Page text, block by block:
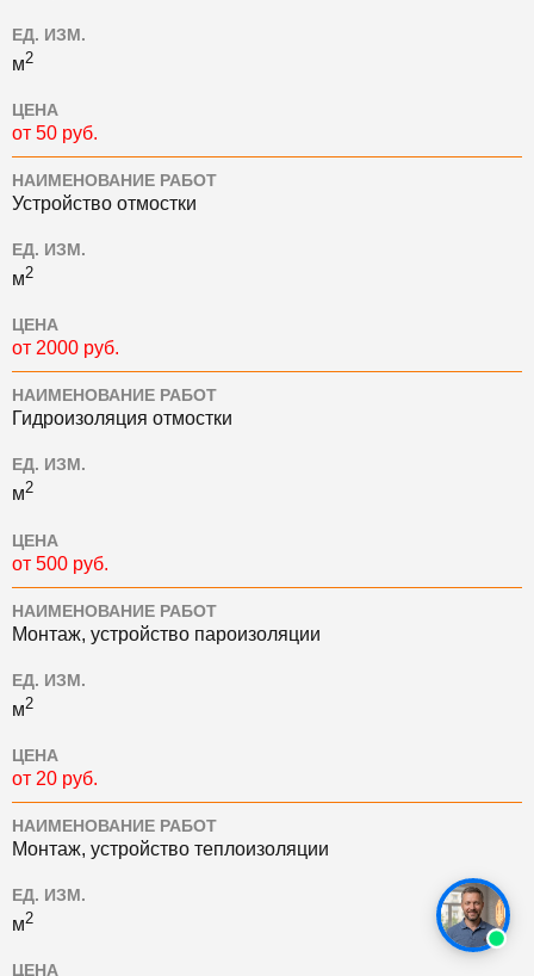
ЕД. ИЗМ.
м2
ЦЕНА
от 50 руб.
НАИМЕНОВАНИЕ РАБОТ
Устройство отмостки
ЕД. ИЗМ.
м2
ЦЕНА
от 2000 руб.
НАИМЕНОВАНИЕ РАБОТ
Гидроизоляция отмостки
ЕД. ИЗМ.
м2
ЦЕНА
от 500 руб.
НАИМЕНОВАНИЕ РАБОТ
Монтаж, устройство пароизоляции
ЕД. ИЗМ.
м2
ЦЕНА
от 20 руб.
НАИМЕНОВАНИЕ РАБОТ
Монтаж, устройство теплоизоляции
ЕД. ИЗМ.
м2
ЦЕНА